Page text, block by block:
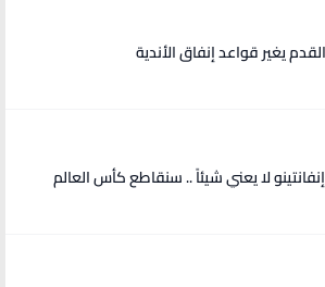
يغير قواعد إنفاق الأندية
يعني شيئاً .. سنقاطع كأس العالم